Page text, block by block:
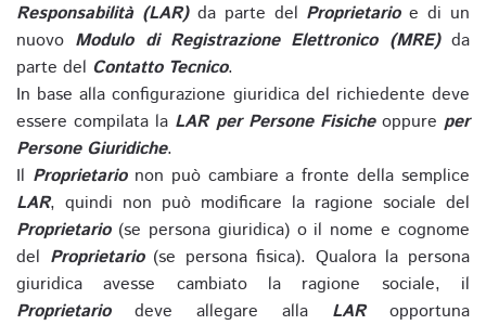
Responsabilità (LAR)da parte del Proprietarioe di un
nuovo Modulo di Registrazione Elettronico (MRE)da
parte del Contatto Tecnico.
In base alla configurazione giuridica del richiedente deve
essere compilata la LAR per Persone Fisicheoppure per
Persone Giuridiche.
Il Proprietarionon può cambiare a fronte della semplice
LAR, quindi non può modificare la ragione sociale del
Proprietario(se persona giuridica) o il nome e cognome
del Proprietario(se persona fisica). Qualora la persona
giuridica avesse cambiato la ragione sociale, il
Proprietariodeve allegare alla LARopportuna